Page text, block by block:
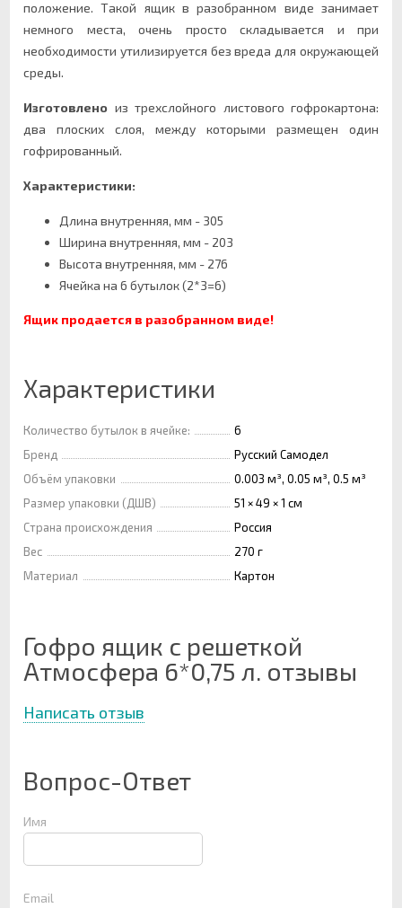
положение. Такой ящик в разобранном виде занимает
немного места, очень просто складывается и при
необходимости утилизируется без вреда для окружающей
среды.
Изготовлено из трехслойного листового гофрокартона:
два плоских слоя, между которыми размещен один
гофрированный.
Характеристики:
Длина внутренняя, мм - 305
Ширина внутренняя, мм - 203
Высота внутренняя, мм - 276
Ячейка на 6 бутылок (2*3=6)
Ящик продается в разобранном виде!
Характеристики
Количество бутылок в ячейке:
6
Бренд
Русский Самодел
Объём упаковки
0.003 м³, 0.05 м³, 0.5 м³
Размер упаковки (ДШВ)
51 × 49 × 1 см
Страна происхождения
Россия
Вес
270 г
Материал
Картон
Гофро ящик с решеткой
Атмосфера 6*0,75 л. отзывы
Написать отзыв
Вопрос-Ответ
Имя
Email